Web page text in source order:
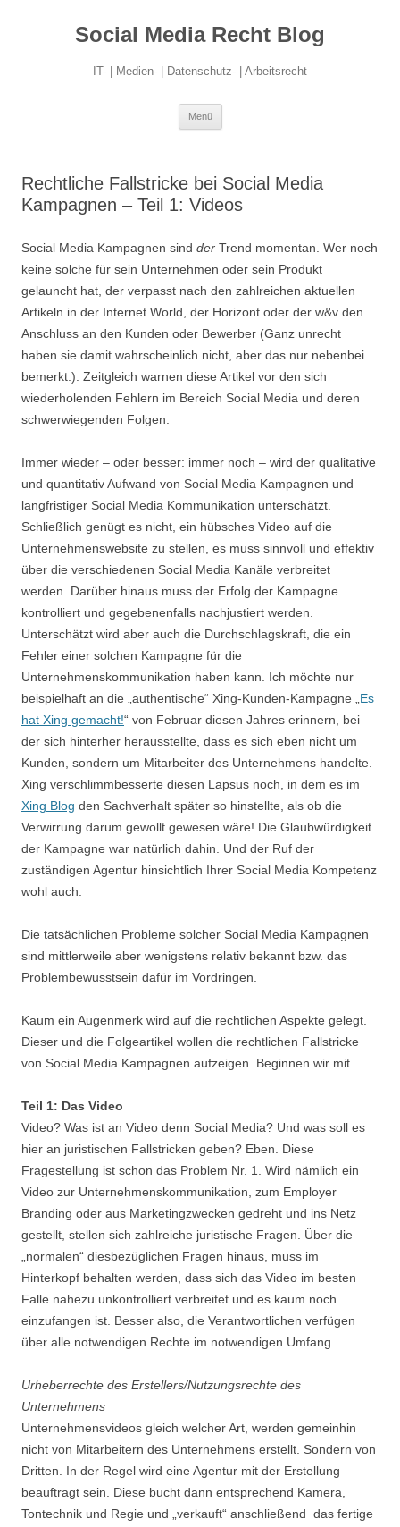
Social Media Recht Blog
IT- | Medien- | Datenschutz- | Arbeitsrecht
Menü
Rechtliche Fallstricke bei Social Media
Kampagnen – Teil 1: Videos
Social Media Kampagnen sind der Trend momentan. Wer noch
keine solche für sein Unternehmen oder sein Produkt
gelauncht hat, der verpasst nach den zahlreichen aktuellen
Artikeln in der Internet World, der Horizont oder der w&v den
Anschluss an den Kunden oder Bewerber (Ganz unrecht
haben sie damit wahrscheinlich nicht, aber das nur nebenbei
bemerkt.). Zeitgleich warnen diese Artikel vor den sich
wiederholenden Fehlern im Bereich Social Media und deren
schwerwiegenden Folgen.
Immer wieder – oder besser: immer noch – wird der qualitative
und quantitativ Aufwand von Social Media Kampagnen und
langfristiger Social Media Kommunikation unterschätzt.
Schließlich genügt es nicht, ein hübsches Video auf die
Unternehmenswebsite zu stellen, es muss sinnvoll und effektiv
über die verschiedenen Social Media Kanäle verbreitet
werden. Darüber hinaus muss der Erfolg der Kampagne
kontrolliert und gegebenenfalls nachjustiert werden.
Unterschätzt wird aber auch die Durchschlagskraft, die ein
Fehler einer solchen Kampagne für die
Unternehmenskommunikation haben kann. Ich möchte nur
beispielhaft an die „authentische“ Xing-Kunden-Kampagne „ Es
hat Xing gemacht!“ von Februar diesen Jahres erinnern, bei
der sich hinterher herausstellte, dass es sich eben nicht um
Kunden, sondern um Mitarbeiter des Unternehmens handelte.
Xing verschlimmbesserte diesen Lapsus noch, in dem es im
Xing Blog den Sachverhalt später so hinstellte, als ob die
Verwirrung darum gewollt gewesen wäre! Die Glaubwürdigkeit
der Kampagne war natürlich dahin. Und der Ruf der
zuständigen Agentur hinsichtlich Ihrer Social Media Kompetenz
wohl auch.
Die tatsächlichen Probleme solcher Social Media Kampagnen
sind mittlerweile aber wenigstens relativ bekannt bzw. das
Problembewusstsein dafür im Vordringen.
Kaum ein Augenmerk wird auf die rechtlichen Aspekte gelegt.
Dieser und die Folgeartikel wollen die rechtlichen Fallstricke
von Social Media Kampagnen aufzeigen. Beginnen wir mit
Teil 1: Das Video
Video? Was ist an Video denn Social Media? Und was soll es
hier an juristischen Fallstricken geben? Eben. Diese
Fragestellung ist schon das Problem Nr. 1. Wird nämlich ein
Video zur Unternehmenskommunikation, zum Employer
Branding oder aus Marketingzwecken gedreht und ins Netz
gestellt, stellen sich zahlreiche juristische Fragen. Über die
„normalen“ diesbezüglichen Fragen hinaus, muss im
Hinterkopf behalten werden, dass sich das Video im besten
Falle nahezu unkontrolliert verbreitet und es kaum noch
einzufangen ist. Besser also, die Verantwortlichen verfügen
über alle notwendigen Rechte im notwendigen Umfang.
Urheberrechte des Erstellers/Nutzungsrechte des
Unternehmens
Unternehmensvideos gleich welcher Art, werden gemeinhin
nicht von Mitarbeitern des Unternehmens erstellt. Sondern von
Dritten. In der Regel wird eine Agentur mit der Erstellung
beauftragt sein. Diese bucht dann entsprechend Kamera,
Tontechnik und Regie und „verkauft“ anschließend das fertige